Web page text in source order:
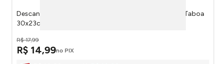
Descanso de Travessa Bela Casa Oval Tipo Sisal Fibra Taboa
30x23cm LM1963 - honeyhome
R$ 17,99
R$ 14,99no PIX